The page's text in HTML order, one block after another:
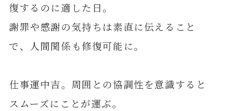
復するのに適した日。
謝罪や感謝の気持ちは素直に伝えること
で、人間関係も修復可能に。
仕事運中吉。周囲との協調性を意識すると
スムーズにことが運ぶ。